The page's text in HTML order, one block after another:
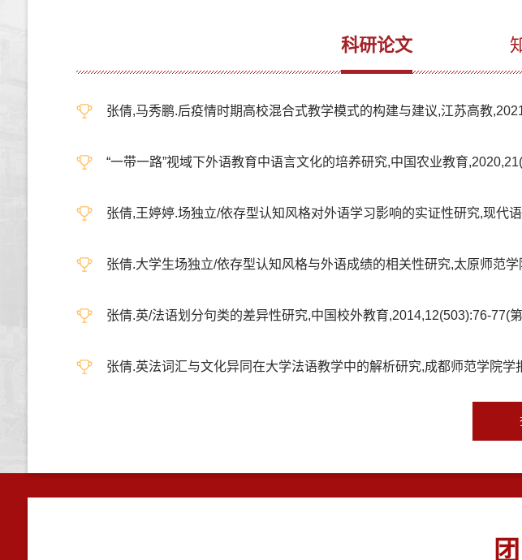
科研论文
张倩,马秀鹏.后疫情时期高校混合式教学模式的构建与建议,江苏高教
“一带一路”视域下外语教育中语言文化的培养研究,中国农业教育
张倩,王婷婷.场独立/依存型认知风格对外语学习影响的实证性研究,现代
张倩.大学生场独立/依存型认知风格与外语成绩的相关性研究,太原师范
张倩.英/法语划分句类的差异性研究,中国校外教育,2014,12(503):76-77(
张倩.英法词汇与文化异同在大学法语教学中的解析研究,成都师范学院